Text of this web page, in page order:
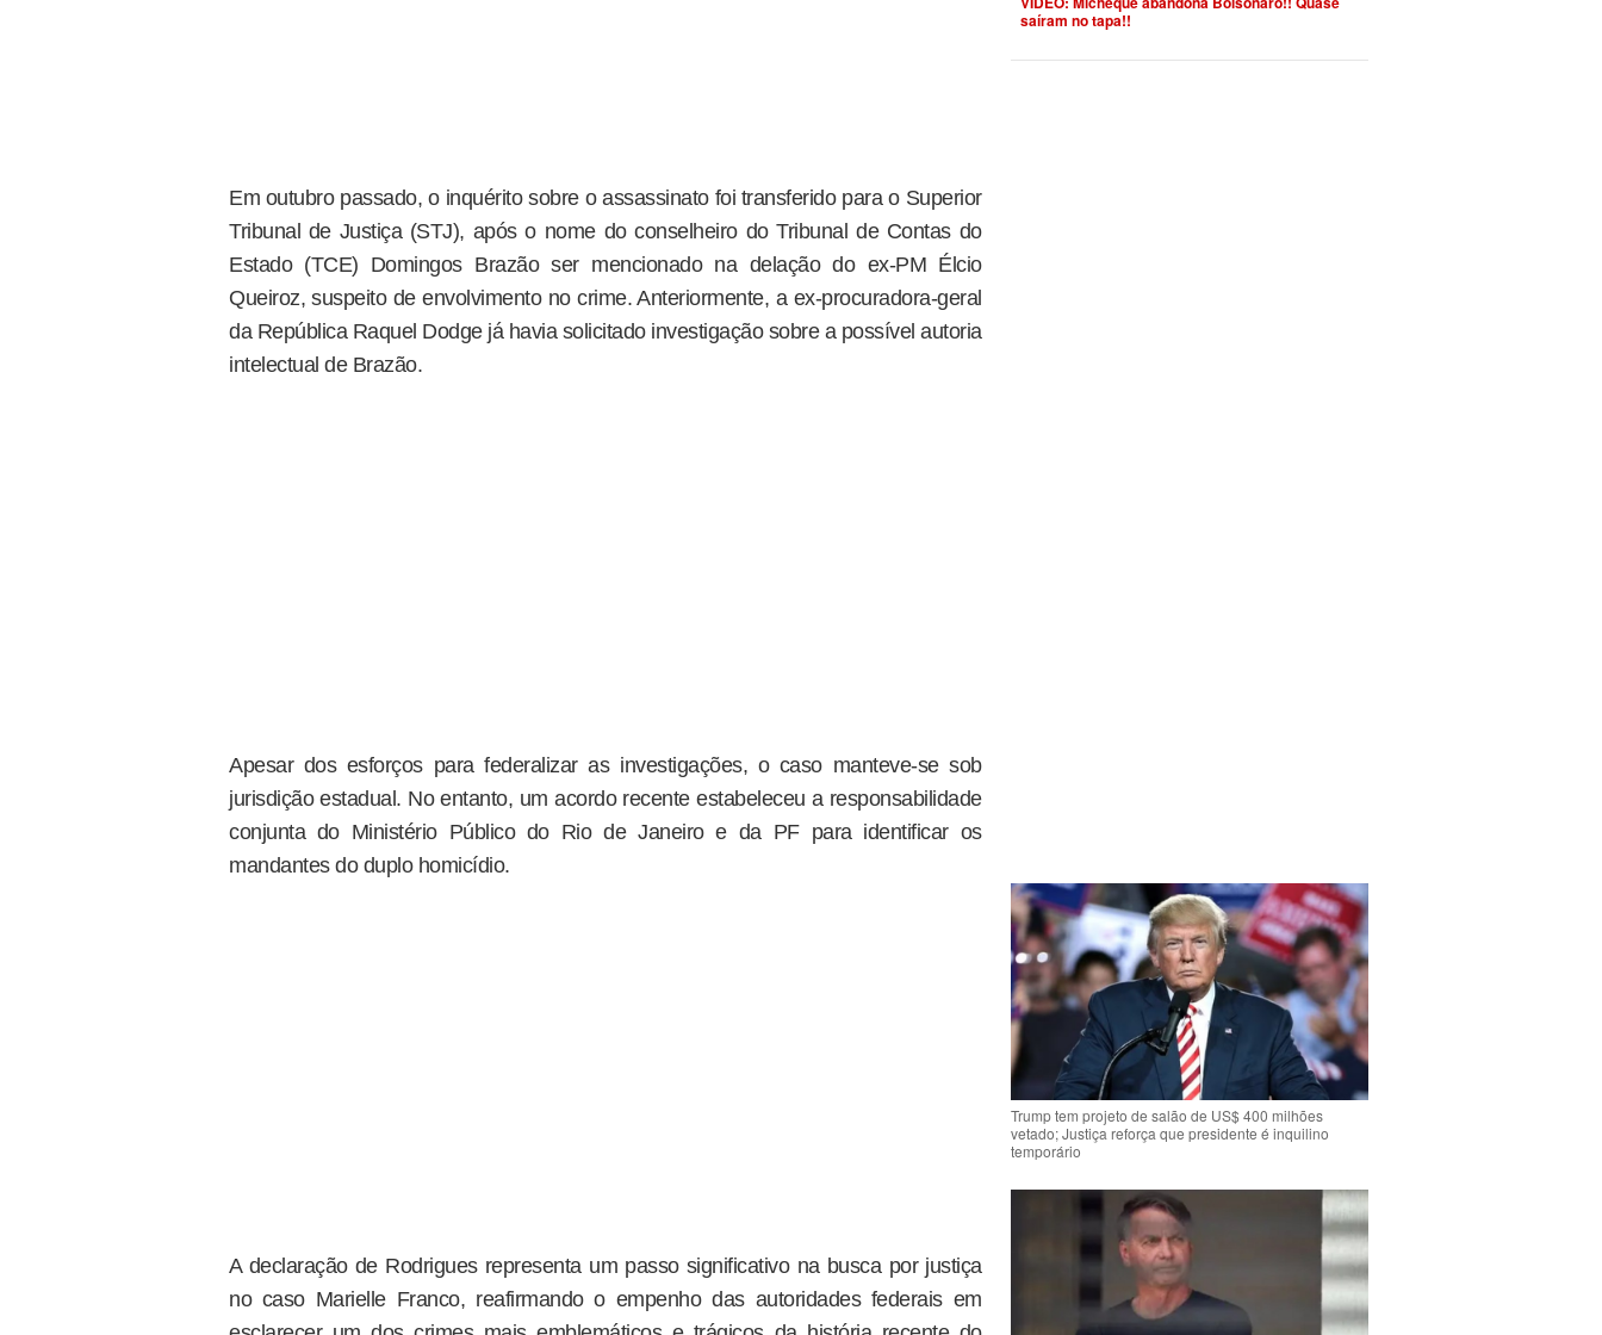
Em outubro passado, o inquérito sobre o assassinato foi transferido para o Superior
Tribunal de Justiça (STJ), após o nome do conselheiro do Tribunal de Contas do
Estado (TCE) Domingos Brazão ser mencionado na delação do ex-PM Élcio
Queiroz, suspeito de envolvimento no crime. Anteriormente, a ex-procuradora-geral
da República Raquel Dodge já havia solicitado investigação sobre a possível autoria
intelectual de Brazão.
Apesar dos esforços para federalizar as investigações, o caso manteve-se sob
jurisdição estadual. No entanto, um acordo recente estabeleceu a responsabilidade
conjunta do Ministério Público do Rio de Janeiro e da PF para identificar os
mandantes do duplo homicídio.
A declaração de Rodrigues representa um passo significativo na busca por justiça
no caso Marielle Franco, reafirmando o empenho das autoridades federais em
saíram no tapa!!
Trump tem projeto de salão de US$ 400 milhões
vetado; Justiça reforça que presidente é inquilino
temporário